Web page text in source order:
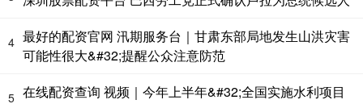
4 最好的配资官网 汛期服务台｜甘肃东部局地发生山洪灾害
可能性很大&#32;提醒公众注意防范
5 在线配资查询 视频｜今年上半年&#32;全国实施水利项目